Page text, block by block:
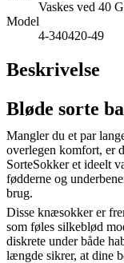
Vaskes ved 40
Model
4-340420-49
Beskrivelse
Bløde sorte
Mangler du et par
overlegen komfort, er
SorteSokker et ideelt
fødderne og
brug.
Disse knæsokker er
som føles silkeblød
diskrete under både
længde sikrer, at dine